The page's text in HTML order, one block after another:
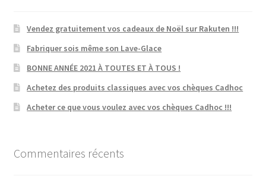
Vendez gratuitement vos cadeaux de Noël sur Rakuten !!!
Fabriquer sois même son Lave-Glace
BONNE ANNÉE 2021 À TOUTES ET À TOUS !
Achetez des produits classiques avec vos chèques Cadhoc
Acheter ce que vous voulez avec vos chèques Cadhoc !!!
Commentaires récents